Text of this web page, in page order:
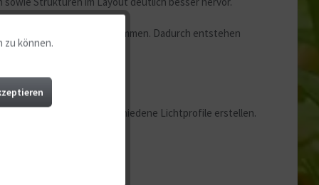
und Tiere abstimmen. Dadurch entstehen
konfigurieren und verschiedene Lichtprofile erstellen.
Aktiv
Aktiv
zu können.